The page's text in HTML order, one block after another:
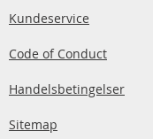
Kundeservice
Code of Conduct
Handelsbetingelser
Sitemap